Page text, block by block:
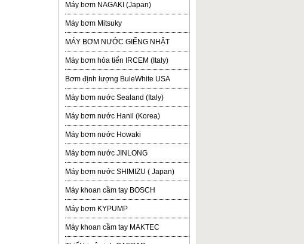
Máy bơm NAGAKI (Japan)
Máy bơm Mitsuky
MÁY BƠM NƯỚC GIẾNG NHẬT
Máy bơm hỏa tiển IRCEM (Italy)
Bơm định lượng BuleWhite USA
Máy bơm nước Sealand (Italy)
Máy bơm nước Hanil (Korea)
Máy bơm nước Howaki
Máy bơm nước JINLONG
Máy bơm nước SHIMIZU ( Japan)
Máy khoan cầm tay BOSCH
Máy bơm KYPUMP
Máy khoan cầm tay MAKTEC